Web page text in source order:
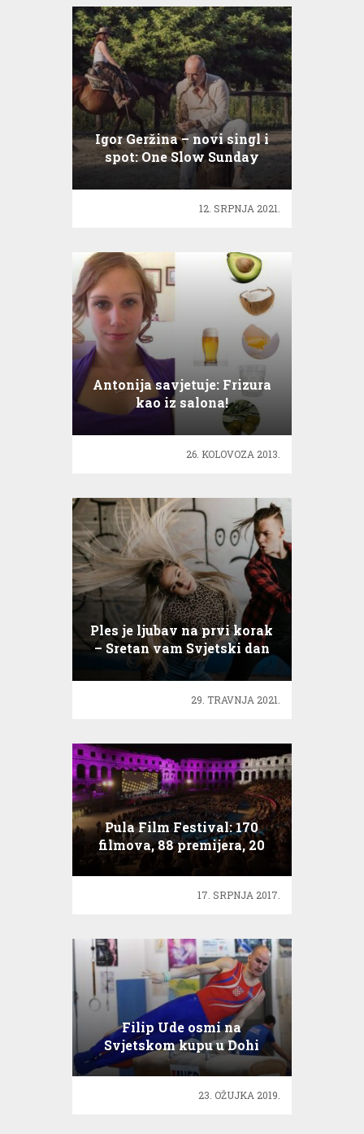
Igor Geržina – novi singl i
spot: One Slow Sunday
12. SRPNJA 2021.
Antonija savjetuje: Frizura
kao iz salona!
26. KOLOVOZA 2013.
Ples je ljubav na prvi korak
– Sretan vam Svjetski dan
plesa!
29. TRAVNJA 2021.
Pula Film Festival: 170
filmova, 88 premijera, 20
lokacija, 15 filmskih
programa
17. SRPNJA 2017.
Filip Ude osmi na
Svjetskom kupu u Dohi
23. OŽUJKA 2019.